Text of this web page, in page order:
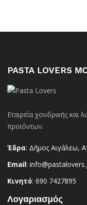
PASTA LOVERS
Εταιρεία χονδρικής και
προϊόντων.
Έδρα: Δήμος Αιγάλεω,
Email:
Κινητό: 690 7427895
Λογαριασμός